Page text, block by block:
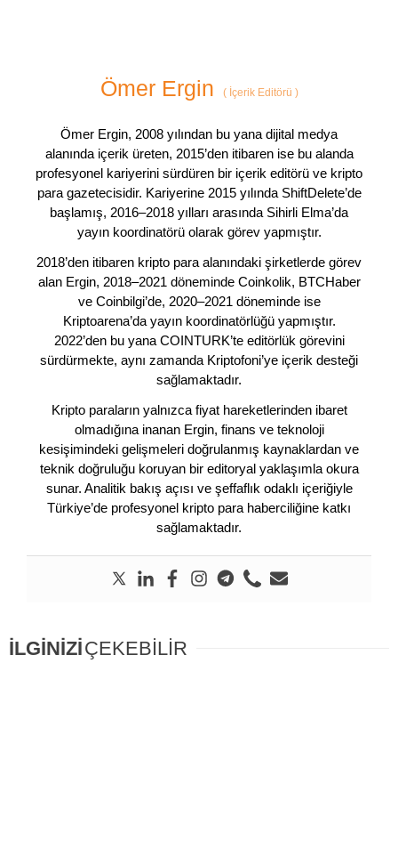
Ömer Ergin (İçerik Editörü )
Ömer Ergin, 2008 yılından bu yana dijital medya
alanında içerik üreten, 2015’den itibaren ise bu alanda
profesyonel kariyerini sürdüren bir içerik editörü ve kripto
para gazetecisidir. Kariyerine 2015 yılında ShiftDelete’de
başlamış, 2016–2018 yılları arasında Sihirli Elma’da
yayın koordinatörü olarak görev yapmıştır.
2018’den itibaren kripto para alanındaki şirketlerde görev
alan Ergin, 2018–2021 döneminde Coinkolik, BTCHaber
ve Coinbilgi’de, 2020–2021 döneminde ise
Kriptoarena’da yayın koordinatörlüğü yapmıştır.
2022’den bu yana COINTURK’te editörlük görevini
sürdürmekte, aynı zamanda Kriptofoni’ye içerik desteği
sağlamaktadır.
Kripto paraların yalnızca fiyat hareketlerinden ibaret
olmadığına inanan Ergin, finans ve teknoloji
kesişimindeki gelişmeleri doğrulanmış kaynaklardan ve
teknik doğruluğu koruyan bir editoryal yaklaşımla okura
sunar. Analitik bakış açısı ve şeffaflık odaklı içeriğiyle
Türkiye’de profesyonel kripto para haberciliğine katkı
sağlamaktadır.
İLGİNİZİÇEKEBİLİR